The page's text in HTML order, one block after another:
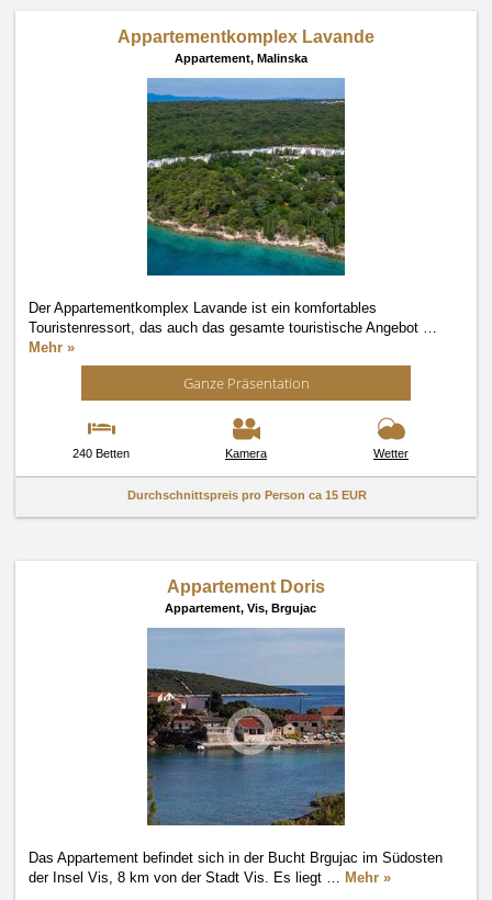
Appartementkomplex Lavande
Appartement, Malinska
Der Appartementkomplex Lavande ist ein komfortables
Touristenressort, das auch das gesamte touristische Angebot …
Mehr »
Ganze Präsentation
240 Betten Kamera Wetter
Durchschnittspreis pro Person ca 15 EUR
Appartement Doris
Appartement, Vis, Brgujac
Das Appartement befindet sich in der Bucht Brgujac im Südosten
der Insel Vis, 8 km von der Stadt Vis. Es liegt … Mehr »